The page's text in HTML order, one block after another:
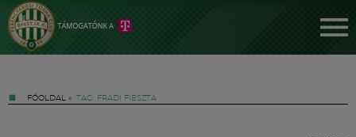
FŐOLDAL » TAG: FRADI FIESZTA